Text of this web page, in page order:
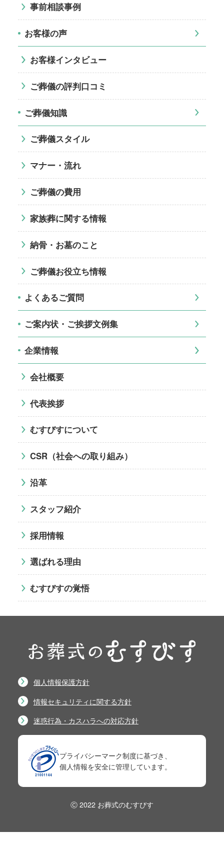
事前相談事例
お客様の声
お客様インタビュー
ご葬儀の評判口コミ
ご葬儀知識
ご葬儀スタイル
マナー・流れ
ご葬儀の費用
家族葬に関する情報
納骨・お墓のこと
ご葬儀お役立ち情報
よくあるご質問
ご案内状・ご挨拶文例集
企業情報
会社概要
代表挨拶
むすびすについて
CSR（社会への取り組み）
沿革
スタッフ紹介
採用情報
選ばれる理由
むすびすの覚悟
個人情報保護方針
情報セキュリティに関する方針
迷惑行為・カスハラへの対応方針
プライバシーマーク制度に基づき、
個人情報を安全に管理しています。
Ⓒ 2022 お葬式のむすびす